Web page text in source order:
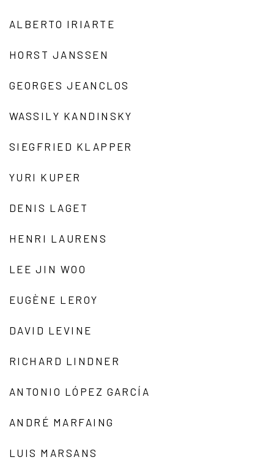
ALBERTO IRIARTE
HORST JANSSEN
GEORGES JEANCLOS
WASSILY KANDINSKY
SIEGFRIED KLAPPER
YURI KUPER
DENIS LAGET
HENRI LAURENS
LEE JIN WOO
EUGÈNE LEROY
DAVID LEVINE
RICHARD LINDNER
ANTONIO LÓPEZ GARCÍA
ANDRÉ MARFAING
LUIS MARSANS